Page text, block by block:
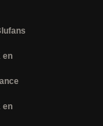
en
en